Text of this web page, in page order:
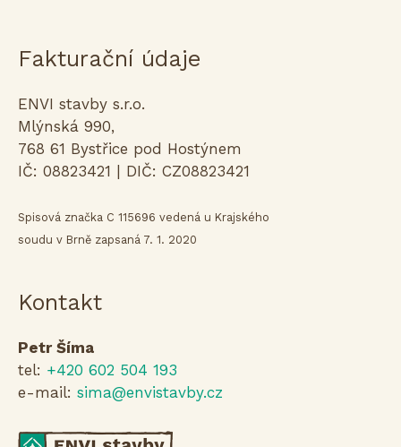
Fakturační údaje
ENVI stavby s.r.o.
Mlýnská 990,
768 61 Bystřice pod Hostýnem
IČ: 08823421 | DIČ: CZ08823421
Spisová značka C 115696 vedená u Krajského
soudu v Brně zapsaná 7. 1. 2020
Kontakt
Petr Šíma
tel: +420 602 504 193
e-mail: sima@envistavby.cz